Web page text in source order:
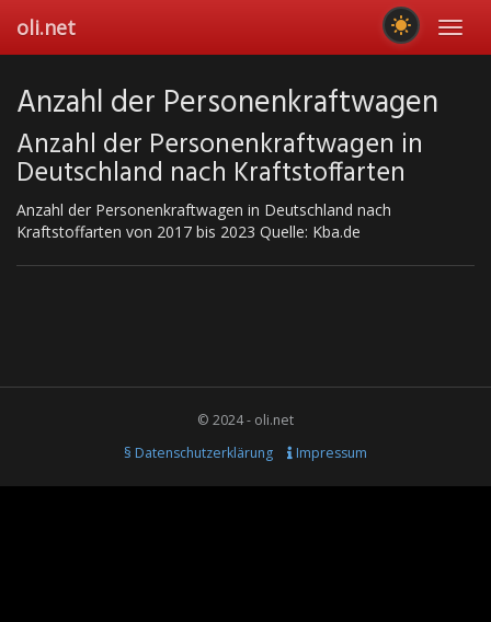
main
oli.net
Anzahl der Personenkraftwagen
Anzahl der Personenkraftwagen in
Deutschland nach Kraftstoffarten
Anzahl der Personenkraftwagen in Deutschland nach
Kraftstoffarten von 2017 bis 2023 Quelle: Kba.de
© 2024 - oli.net
§ Datenschutzerklärung
Impressum